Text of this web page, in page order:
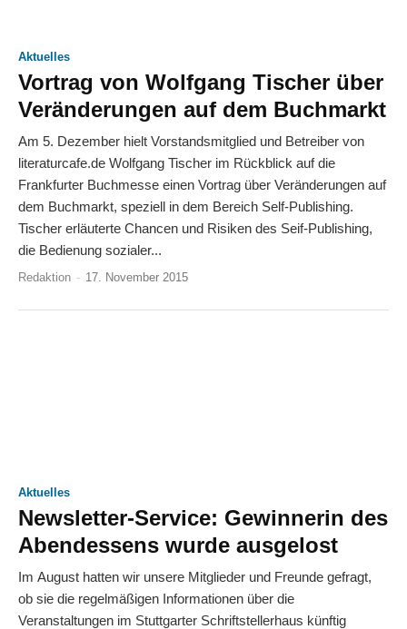
Aktuelles
Vortrag von Wolfgang Tischer über
Veränderungen auf dem Buchmarkt
Am 5. Dezember hielt Vorstandsmitglied und Betreiber von
literaturcafe.de Wolfgang Tischer im Rückblick auf die
Frankfurter Buchmesse einen Vortrag über Veränderungen auf
dem Buchmarkt, speziell in dem Bereich Self-Publishing.
Tischer erläuterte Chancen und Risiken des Seif-Publishing,
die Bedienung sozialer...
Redaktion - 17. November 2015
Aktuelles
Newsletter-Service: Gewinnerin des
Abendessens wurde ausgelost
Im August hatten wir unsere Mitglieder und Freunde gefragt,
ob sie die regelmäßigen Informationen über die
Veranstaltungen im Stuttgarter Schriftstellerhaus künftig